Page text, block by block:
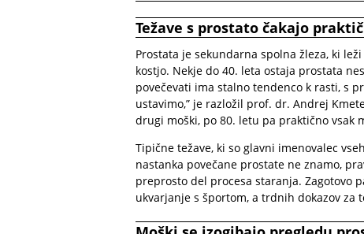
Težave s prostato čakajo
Prostata je sekundarna spolna žleza, ki
kostjo. Nekje do 40. leta ostaja prostata
povečevati ima stalno tendenco k rasti, s
ustavimo,” je razložil prof. dr. Andrej
drugi moški, po 80. letu pa praktično vsak
Tipične težave, ki so glavni imenovalec
nastanka povečane prostate ne znamo,
preprosto del procesa staranja. Zagotovo
ukvarjanje s športom, a trdnih dokazov za